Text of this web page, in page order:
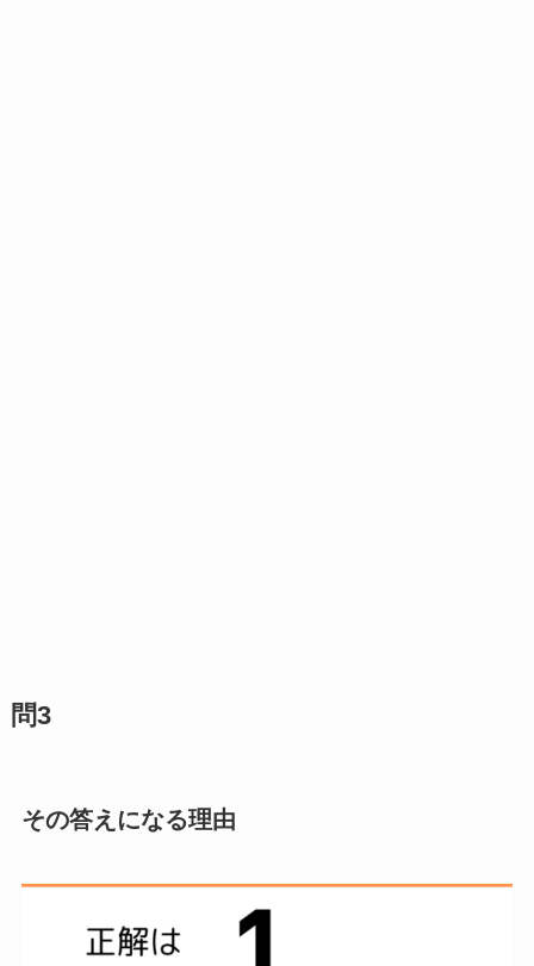
問3
その答えになる理由